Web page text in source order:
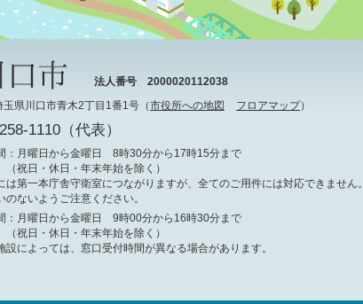
法人番号 2000020112038
県川口市青木2丁目1番1号（市役所への地図 フロアマップ）
1110（代表）
：月曜日から金曜日 8時30分から17時15分まで
（祝日・休日・年末年始を除く）
は第一本庁舎守衛室につながりますが、全てのご用件には対応できません。
のないようご注意ください。
：月曜日から金曜日 9時00分から16時30分まで
（祝日・休日・年末年始を除く）
設によっては、窓口受付時間が異なる場合があります。